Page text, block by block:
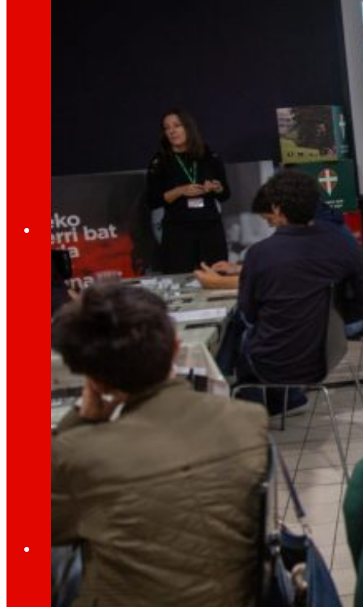
Espazo de información para titulares de
Detalle da estrutura de goberno, os seus
Prensa
Ao día
Prensa
Toda a actualidade e os últimos pasos de
Innovación